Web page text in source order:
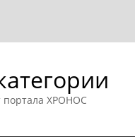
портала ХРОНОС